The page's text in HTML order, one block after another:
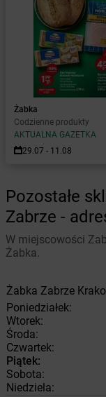
Żabka
Codzienne produkty
AKTUALNA GAZETKA
29.07 - 11.08
Pozostałe
Zabrze -
W miejscowości
Żabka.
Żabka Zabrze
Poniedziałek:
Wtorek:
Środa:
Czwartek:
Piątek:
Sobota:
Niedziela: